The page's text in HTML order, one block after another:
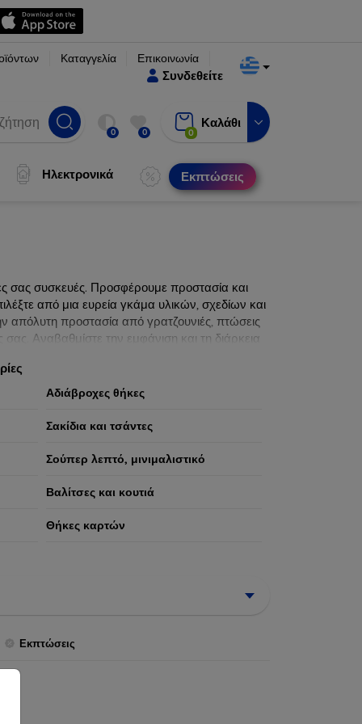
Καταγγελία Επικοινωνία
Συνδεθείτε
0 0 0
Καλάθι
Ηλεκτρονικά Εκπτώσεις
σας συσκευές. Προσφέρουμε προστασία και
από μια ευρεία γκάμα υλικών, σχεδίων και
απόλυτη προστασία από γρατζουνιές, πτώσεις
Αναβαθμίστε την εμφάνιση και τη διάρκεια
Αδιάβροχες θήκες
Σακίδια και τσάντες
Σούπερ λεπτό, μινιμαλιστικό
Βαλίτσες και κουτιά
Θήκες καρτών
Εκπτώσεις